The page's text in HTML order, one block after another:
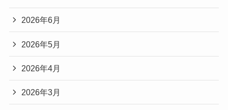
2026年6月
2026年5月
2026年4月
2026年3月